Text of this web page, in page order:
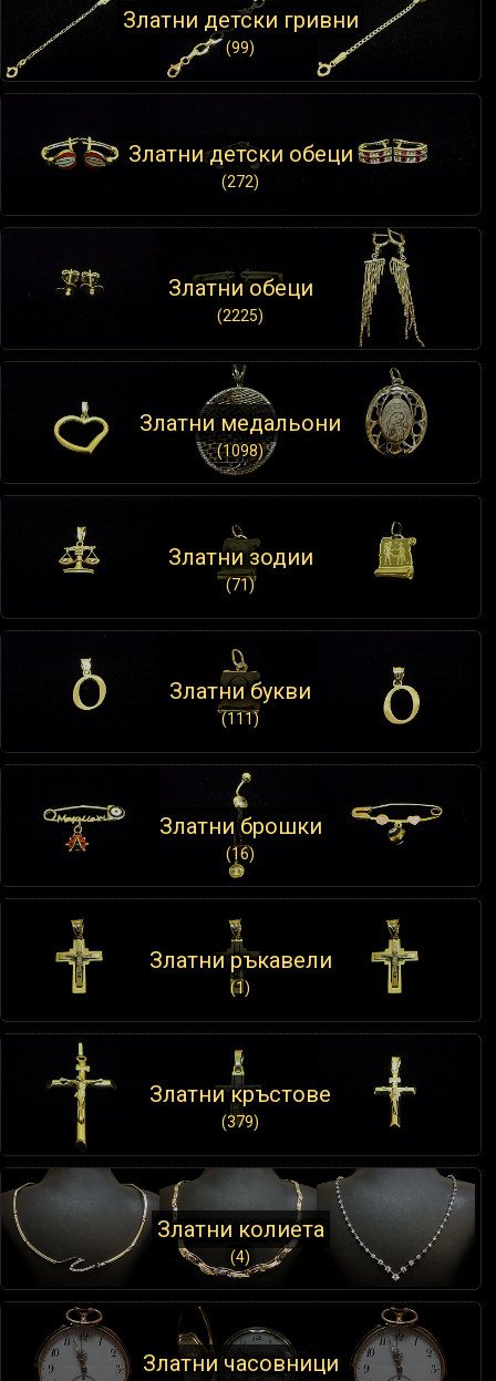
Златни детски гривни
(99)
Златни детски обеци
(272)
Златни обеци
(2225)
Златни медальони
(1098)
Златни зодии
(71)
Златни букви
(111)
Златни брошки
(16)
Златни ръкавели
(1)
Златни кръстове
(379)
Златни колиета
(4)
Златни часовници